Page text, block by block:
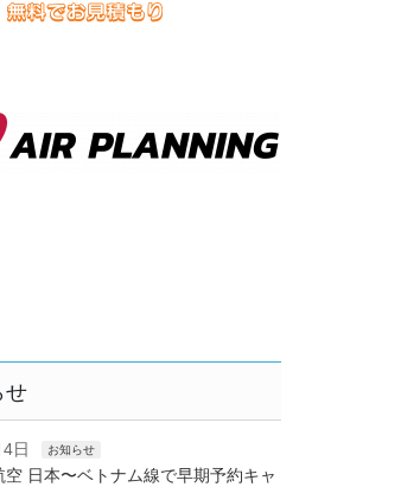
せ
日 お知らせ
空 日本〜ベトナム線で早期予約キャ